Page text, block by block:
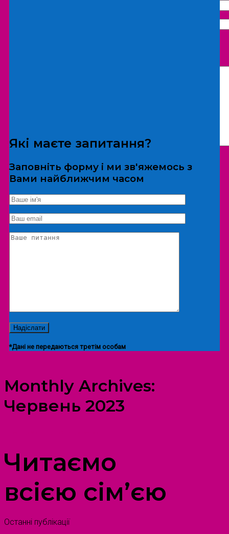
*Дані не передаються третім особам
Екскурсія/локація
Які маєте запитання?
Заповніть форму і ми зв'яжемось з
Вами найближчим часом
*Дані не передаються третім особам
Monthly Archives:
Червень 2023
Читаємо
всією сім’єю
Останні публікації